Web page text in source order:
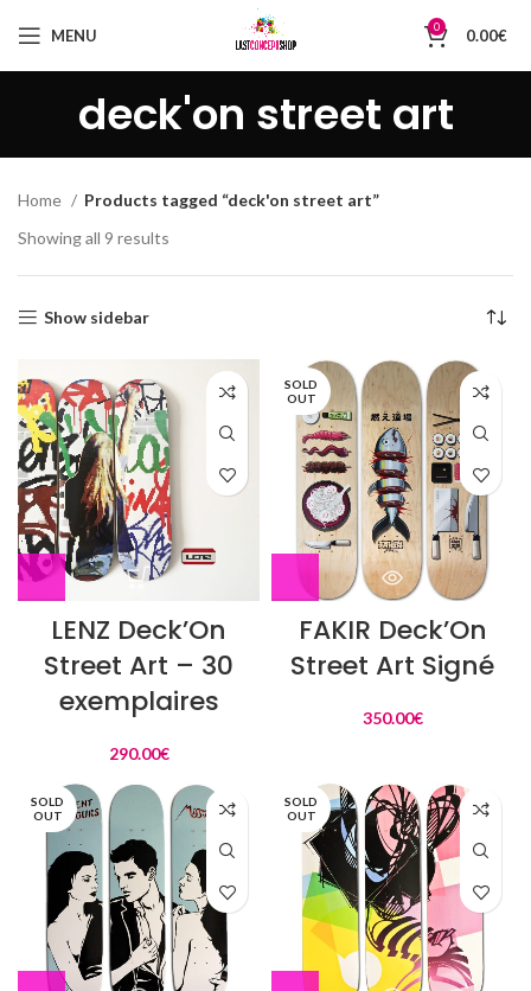
MENU 0 0.00€
deck'on street art
Home
Products tagged “deck'on street art”
Showing all 9 results
Show sidebar
LENZ Deck’On
Street Art – 30
exemplaires
290.00€
SOLD
OUT
FAKIR Deck’On
Street Art Signé
350.00€
SOLD
OUT
SOLD
OUT